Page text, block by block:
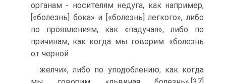
органам - носителям недуга, как например,
[«болезнь] бока» и [«болезнь] легкого», либо
по проявлениям, как «падучая», либо по
причинам, как когда мы говорим: «болезнь
от черной
желчи», либо по уподоблению, как когда